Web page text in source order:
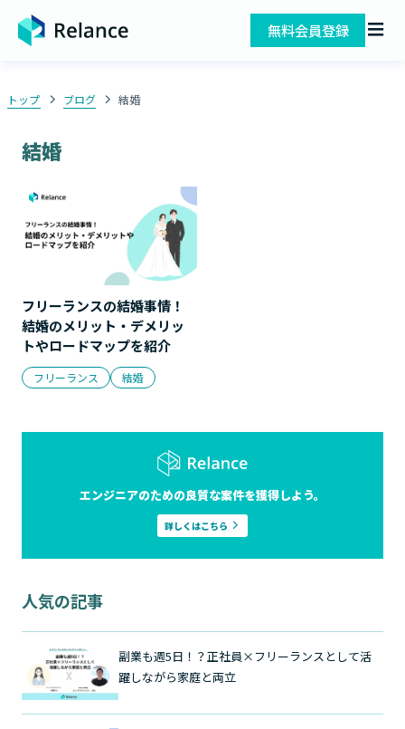
無料会員登録
トップ ブログ 結婚
結婚
フリーランスの結婚事情！
結婚のメリット・デメリッ
トやロードマップを紹介
フリーランス 結婚
エンジニアのための良質な案件を獲得しよう。
詳しくはこちら
人気の記事
副業も週5日！？正社員×フリーランスとして活
躍しながら家庭と両立